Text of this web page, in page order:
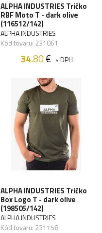
ALPHA INDUSTRIES Tričko
RBF Moto T - dark olive
(116512/142)
ALPHA INDUSTRIES
Kód tovaru: 231061
34.80€ s DPH
ALPHA INDUSTRIES Tričko
Box Logo T - dark olive
(198505/142)
ALPHA INDUSTRIES
Kód tovaru: 231158